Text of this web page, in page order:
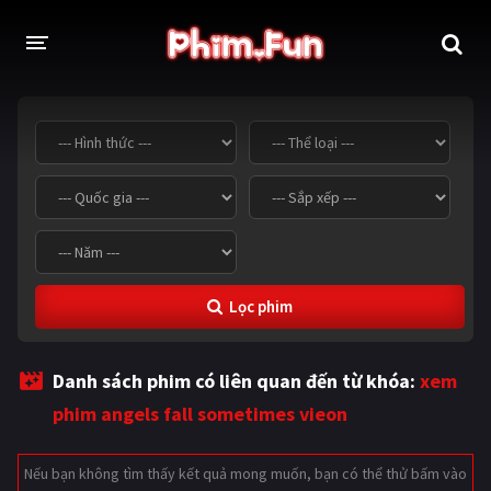
THỂ LOẠI
Thần thoại - Cổ trang Hành động
Tâm lý Chiến tranh
Võ thuật - Kiếm hiệp
Tội phạm - Hình sự
Viễn tưởng Khoa học - Tài liệu
Tình cảm - Lãng mạn Kỳ ảo
Lọc phim
Danh sách phim có liên quan đến từ khóa: xem
phim angels fall sometimes vieon
Nếu bạn không tìm thấy kết quả mong muốn, bạn có thể thử bấm vào